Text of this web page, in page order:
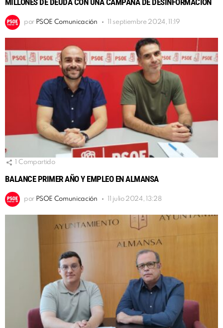
por PSOE Comunicación 11 septiembre 2024, 11:19
Compartido
BALANCE PRIMER AÑO Y EMPLEO EN ALMANSA
por PSOE Comunicación 11 julio 2024, 13:28